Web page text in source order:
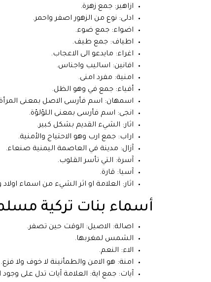
ازاهير: جمع زهرة.
ادلى: نوع من الزهور اصفر واحمر.
اضواء: جمع ضوء.
اطياف: جمع طيف.
اغراء: مايدعو الى الاعجاب.
افانين: اساليب واجناس.
امنية: مفرد امنى.
أفياء: جمع في وهو الظل.
اسمهان: اسم فأرسى الاصل بمعنى المرأة
انجى: اسم فأرسى بمعنى اللؤلؤة.
اثار: الشيء القديم بشكل كبير.
اراب: جمع ارب وهو الاحتياج والأمنية.
آزال: مدينة في العاصمة اليمنية صنعاء.
آسرة: التي تأسر القلوب.
آسيا: قارة.
اثار: العلامة او اثر الشيء من اسماء
أسماء بنات تركية
اصالة: الاصيل: الوقت حين تصفر.
الشمس لمغربها.
الاء: النعم.
امنة: هو الامن والطمأنينة لا خوف ولا فزع.
آيات: جمع اية: العلامة آيات تدل على وجود